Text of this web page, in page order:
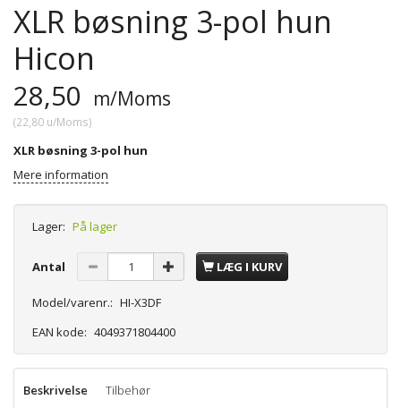
XLR bøsning 3-pol hun
Hicon
28,50 m/Moms
(22,80 u/Moms)
XLR bøsning 3-pol hun
Mere information
Lager: På lager
Antal LÆG I KURV
Model/varenr.: HI-X3DF
EAN kode: 4049371804400
Beskrivelse Tilbehør